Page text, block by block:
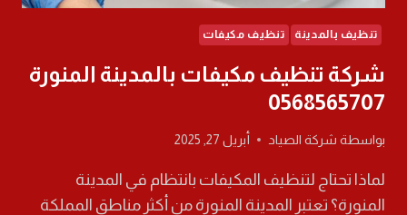
تنظيف بالمدينة تنظيف مكيفات
شركة تنظيف مكيفات بالمدينة المنورة
0568565707
بواسطة شركة الصياد أبريل 27, 2025
لماذا تحتاج لتنظيف المكيفات بانتظام في المدينة
المنورة؟ تعتبر المدينة المنورة من أكثر مناطق المملكة